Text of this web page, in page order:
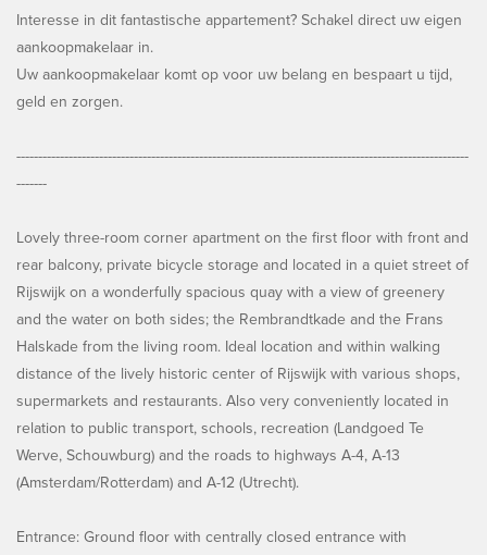
Interesse in dit fantastische appartement? Schakel direct uw eigen
aankoopmakelaar in.
Uw aankoopmakelaar komt op voor uw belang en bespaart u tijd,
geld en zorgen.
--------------------------------------------------------------------------------------------------------
-------
Lovely three-room corner apartment on the first floor with front and
rear balcony, private bicycle storage and located in a quiet street of
Rijswijk on a wonderfully spacious quay with a view of greenery
and the water on both sides; the Rembrandtkade and the Frans
Halskade from the living room. Ideal location and within walking
distance of the lively historic center of Rijswijk with various shops,
supermarkets and restaurants. Also very conveniently located in
relation to public transport, schools, recreation (Landgoed Te
Werve, Schouwburg) and the roads to highways A-4, A-13
(Amsterdam/Rotterdam) and A-12 (Utrecht).
Entrance: Ground floor with centrally closed entrance with